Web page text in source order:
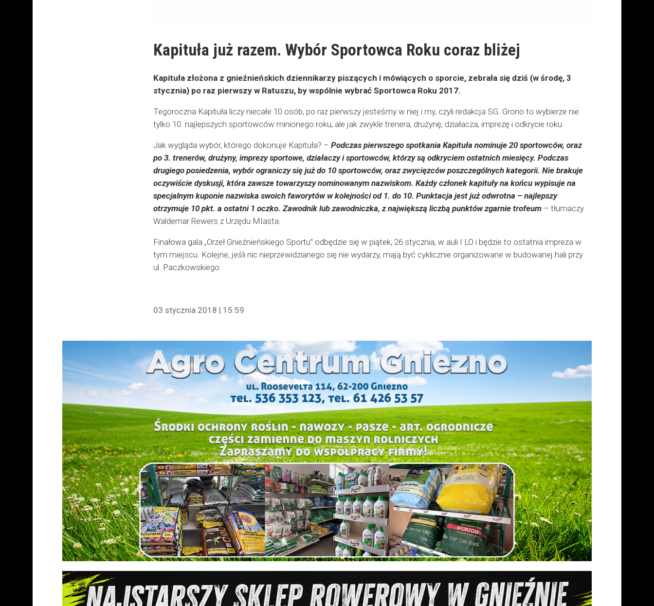
Kapituła już razem. Wybór Sportowca Roku coraz bliżej
Kapituła złożona z gnieźnieńskich dziennikarzy piszących i mówiących o sporcie, zebrała się dziś (w środę, 3
stycznia) po raz pierwszy w Ratuszu, by wspólnie wybrać Sportowca Roku 2017.
Tegoroczna Kapituła liczy niecałe 10 osób, po raz pierwszy jesteśmy w niej i my, czyli redakcja SG. Grono to wybierze nie
tylko 10. najlepszych sportowców minionego roku, ale jak zwykle trenera, drużynę, działacza, imprezę i odkrycie roku
Jak wygląda wybór, którego dokonuje Kapituła? – Podczas pierwszego spotkania Kapituła nominuje 20 sportowców, oraz
po 3. trenerów, drużyny, imprezy sportowe, działaczy i sportowców, którzy są odkryciem ostatnich miesięcy. Podczas
drugiego posiedzenia, wybór ograniczy się już do 10 sportowców, oraz zwycięzców poszczególnych kategorii. Nie brakuje
oczywiście dyskusji, która zawsze towarzyszy nominowanym nazwiskom. Każdy członek kapituły na końcu wypisuje na
specjalnym kuponie nazwiska swoich faworytów w kolejności od 1. do 10. Punktacja jest już odwrotna – najlepszy
otrzymuje 10 pkt. a ostatni 1 oczko. Zawodnik lub zawodniczka, z największą liczbą punktów zgarnie trofeum– tłumaczy
Waldemar Rewers z Urzędu MIasta.
Finałowa gala „Orzeł Gnieźnieńskiego Sportu” odbędzie się w piątek, 26 stycznia, w auli I LO i będzie to ostatnia impreza w
tym miejscu. Kolejne, jeśli nic nieprzewidzianego się nie wydarzy, mają być cyklicznie organizowane w budowanej hali przy
ul. Paczkowskiego.
03 stycznia 2018 | 15:59